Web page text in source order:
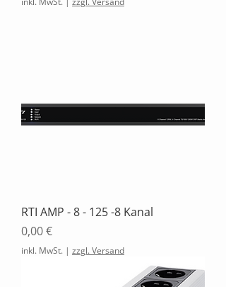
RTI AMP - 8 - 125 -8 Kanal
Preis
0,00 €
inkl. MwSt. | zzgl. Versand